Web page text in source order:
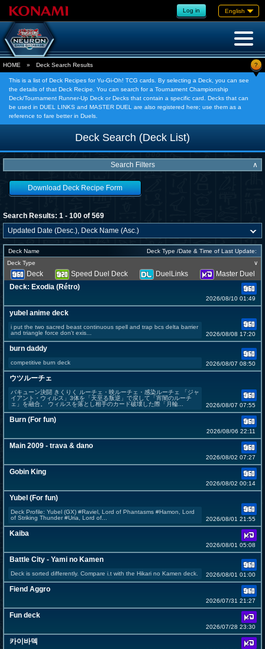
Log in English
HOME » Deck Search Results ?
This is a list of Deck Recipes for Yu-Gi-Oh! TCG cards. By selecting a Deck, you can see
the details of that Deck Recipe. You can search for a Tournament Championship
Deck/Tournament Runner-Up Deck or Decks that contain a specific card. Decks that can
be used in DUEL LINKS and MASTER DUEL are also registered here; use them as a
reference to fare better in Duels.
Deck Search (Deck List)
Search Filters ∧
Download Deck Recipe Form
Search Results: 1 - 100 of 569
Deck Name
Deck Type /Date & Time of Last Update:
Deck Type
∨
Deck Speed Duel Deck DuelLinks
Master Duel
Deck: Exodia (Rétro)
2026/08/10 01:49
yubel anime deck
i put the two sacred beast continuous spell and trap bcs delta barrier
and triangle force don't exis...
2026/08/08 17:20
burn daddy
competitive burn deck 2026/08/07 08:50
ウツルーチェ
バキューン決闘 きくりく ルーチェ・映ルーチェ・感染ルーチェ 「ジャ
イアント・ウィルス」3体を「天至る叛逆」で戻して「宵闇のルーチ
ェ」を融合。 ウィルスを落とし相手のカード破壊した際「月輪...
2026/08/07 07:55
Burn (For fun)
2026/08/06 22:11
Main 2009 - trava & dano
2026/08/02 07:27
Gobin King
2026/08/02 00:14
Yubel (For fun)
Deck Profile: Yubel (GX) #Raviel, Lord of Phantasms #Hamon, Lord
of Striking Thunder #Uria, Lord of...
2026/08/01 21:55
Kaiba
2026/08/01 05:08
Battle City - Yami no Kamen
Deck is sorted differently. Compare i.t with the Hikari no Kamen deck. 2026/08/01 01:00
Fiend Aggro
2026/07/31 21:27
Fun deck
2026/07/28 23:30
카이바덱